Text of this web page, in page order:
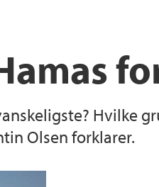
Hvilke
Olsen forklarer.